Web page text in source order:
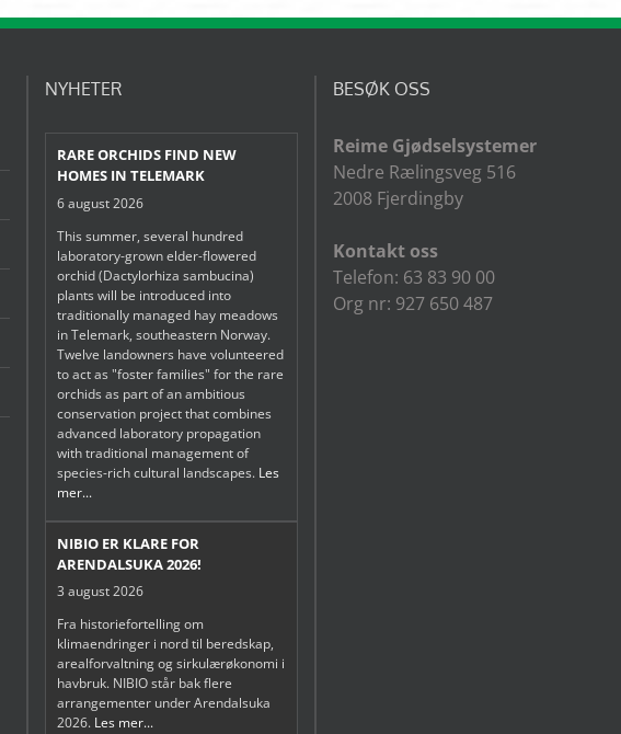
NYHETER
RARE ORCHIDS FIND NEW
HOMES IN TELEMARK
6 august 2026
This summer, several hundred
laboratory-grown elder-flowered
orchid (Dactylorhiza sambucina)
plants will be introduced into
traditionally managed hay meadows
in Telemark, southeastern Norway.
Twelve landowners have volunteered
to act as "foster families" for the rare
orchids as part of an ambitious
conservation project that combines
advanced laboratory propagation
with traditional management of
species-rich cultural landscapes. Les
mer...
NIBIO ER KLARE FOR
ARENDALSUKA 2026!
3 august 2026
Fra historiefortelling om
klimaendringer i nord til beredskap,
arealforvaltning og sirkulærøkonomi i
havbruk. NIBIO står bak flere
arrangementer under Arendalsuka
2026. Les mer...
BESØK OSS
Reime Gjødselsystemer
Nedre Rælingsveg 516
2008 Fjerdingby
Kontakt oss
Telefon: 63 83 90 00
Org nr: 927 650 487